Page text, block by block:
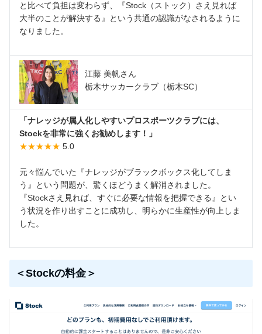
と比べて負担は変わらず、『Stock（ストック）さえ見れば
大半のことが解決する』という共通の認識がなされるように
なりました。
江藤 美帆さん
栃木サッカークラブ（栃木SC）
「ナレッジが属人化しやすいプロスポーツクラブには、
Stockを非常に強くお勧めします！」
★★★★★ 5.0
元々悩んでいた『ナレッジがブラックボックス化してしま
う』という問題が、驚くほどうまく解消されました。
『Stockさえ見れば、すぐに必要な情報を把握できる』とい
う状況を作り出すことに成功し、明らかに生産性が向上しま
した。
＜Stockの料金＞